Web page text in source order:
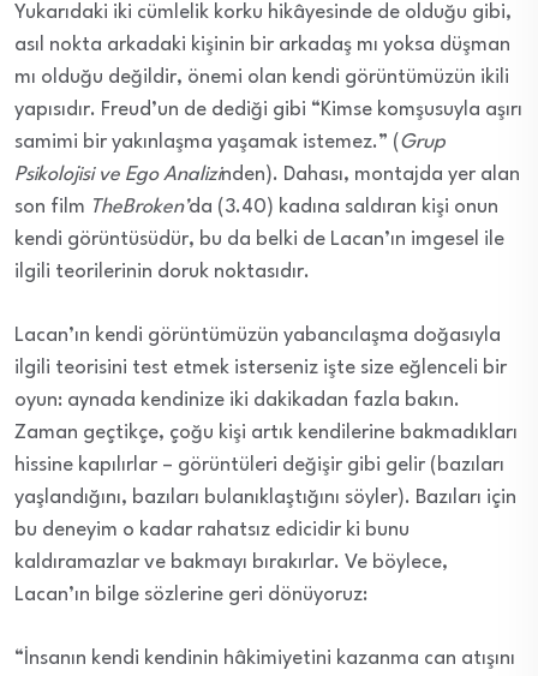
Yukarıdaki iki cümlelik korku hikâyesinde de olduğu gibi,
asıl nokta arkadaki kişinin bir arkadaş mı yoksa düşman
mı olduğu değildir, önemi olan kendi görüntümüzün ikili
yapısıdır. Freud’un de dediği gibi “Kimse komşusuyla aşırı
samimi bir yakınlaşma yaşamak istemez.” (Grup
Psikolojisi ve Ego Analizinden). Dahası, montajda yer alan
son film TheBroken’da (3.40) kadına saldıran kişi onun
kendi görüntüsüdür, bu da belki de Lacan’ın imgesel ile
ilgili teorilerinin doruk noktasıdır.
Lacan’ın kendi görüntümüzün yabancılaşma doğasıyla
ilgili teorisini test etmek isterseniz işte size eğlenceli bir
oyun: aynada kendinize iki dakikadan fazla bakın.
Zaman geçtikçe, çoğu kişi artık kendilerine bakmadıkları
hissine kapılırlar – görüntüleri değişir gibi gelir (bazıları
yaşlandığını, bazıları bulanıklaştığını söyler). Bazıları için
bu deneyim o kadar rahatsız edicidir ki bunu
kaldıramazlar ve bakmayı bırakırlar. Ve böylece,
Lacan’ın bilge sözlerine geri dönüyoruz:
“İnsanın kendi kendinin hâkimiyetini kazanma can atışını